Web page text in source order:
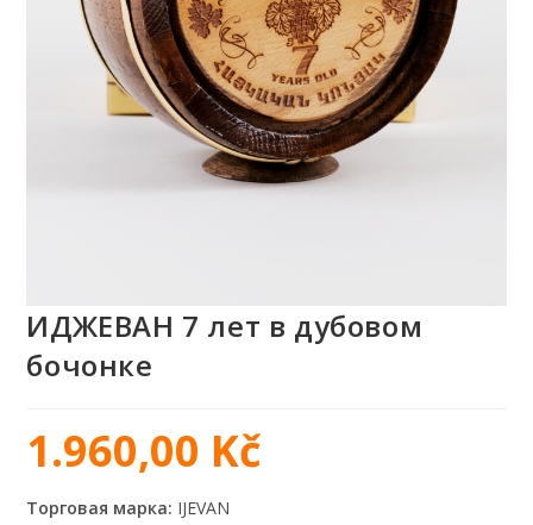
ИДЖЕВАН 7 лет в дубовом
бочонке
1.960,00 Kč
Торговая марка: IJEVAN